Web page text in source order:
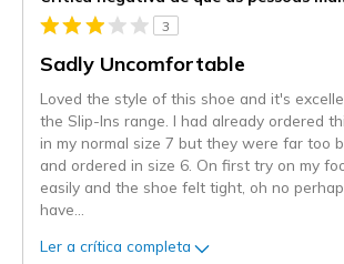
3
Sadly Uncomfortable
Loved the style of this shoe and it's
the Slip-Ins range. I had already ordered
in my normal size 7 but they were far too
and ordered in size 6. On first try on my
easily and the shoe felt tight, oh no
have
Ler a crítica completa